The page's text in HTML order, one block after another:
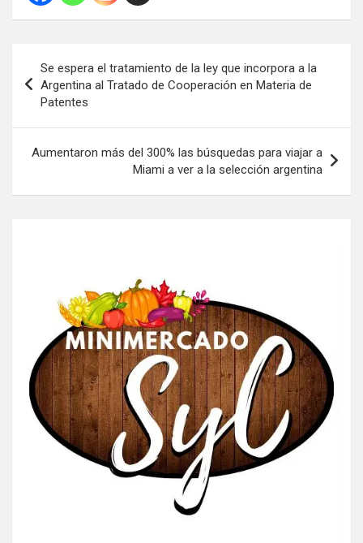
de
entradas
Se espera el tratamiento de la ley que incorpora a la
Argentina al Tratado de Cooperación en Materia de
Patentes
Aumentaron más del 300% las búsquedas para viajar a
Miami a ver a la selección argentina